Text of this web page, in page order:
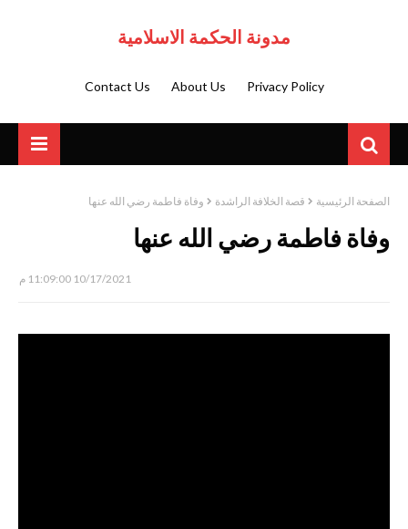
مدونة الحكمة الاسلامية
Privacy Policy
About Us
Contact Us
الصفحة الرئيسية قصة الخلافة الراشدة وفاة فاطمة رضي الله عنها
وفاة فاطمة رضي الله عنها
10/17/2021 11:09:00 م